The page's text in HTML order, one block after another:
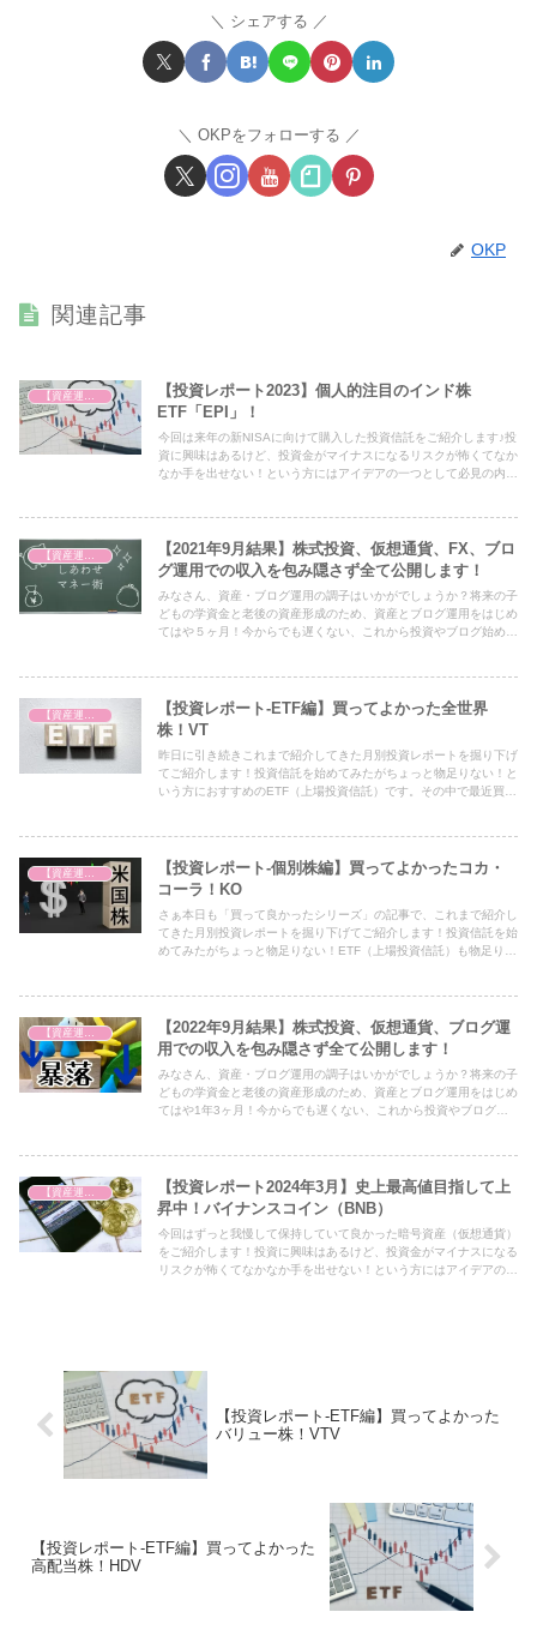
シェアする
OKPをフォローする
OKP
関連記事
【投資レポート2023】個人的注目のインド株
ETF「EPI」！
今回は来年の新NISAに向けて購入した投資信託をご紹介します♪投
資に興味はあるけど、投資金がマイナスになるリスクが怖くてなか
なか手を出せない！という方にはアイデアの一つとして必見の内容
【2021年9月結果】株式投資、仮想通貨、FX、ブロ
グ運用での収入を包み隠さず全て公開します！
みなさん、資産・ブログ運用の調子はいかがでしょうか？将来の子
どもの学資金と老後の資産形成のため、資産とブログ運用をはじめ
てはや５ヶ月！今からでも遅くない、これから投資やブログ始める
【投資レポート-ETF編】買ってよかった全世界
株！VT
昨日に引き続きこれまで紹介してきた月別投資レポートを掘り下げ
てご紹介します！投資信託を始めてみたがちょっと物足りない！と
いう方におすすめのETF（上場投資信託）です。その中で最近買っ
【資産運用を始めました】
【投資レポート-個別株編】買ってよかったコカ・
コーラ！KO
さぁ本日も「買って良かったシリーズ」の記事で、これまで紹介し
てきた月別投資レポートを掘り下げてご紹介します！投資信託を始
めてみたがちょっと物足りない！ETF（上場投資信託）も物足りな
ばと思います！
【資産運用を始めました】
【2022年9月結果】株式投資、仮想通貨、ブログ運
用での収入を包み隠さず全て公開します！
みなさん、資産・ブログ運用の調子はいかがでしょうか？将来の子
どもの学資金と老後の資産形成のため、資産とブログ運用をはじめ
てはや1年3ヶ月！今からでも遅くない、これから投資やブログ始
【資産運用を始めました】
【投資レポート2024年3月】史上最高値目指して上
昇中！バイナンスコイン（BNB）
今回はずっと我慢して保持していて良かった暗号資産（仮想通貨）
をご紹介します！投資に興味はあるけど、投資金がマイナスになる
リスクが怖くてなかなか手を出せない！という方にはアイデアの一
【投資レポート-ETF編】買ってよかった
バリュー株！VTV
【投資レポート-ETF編】買ってよかった
高配当株！HDV